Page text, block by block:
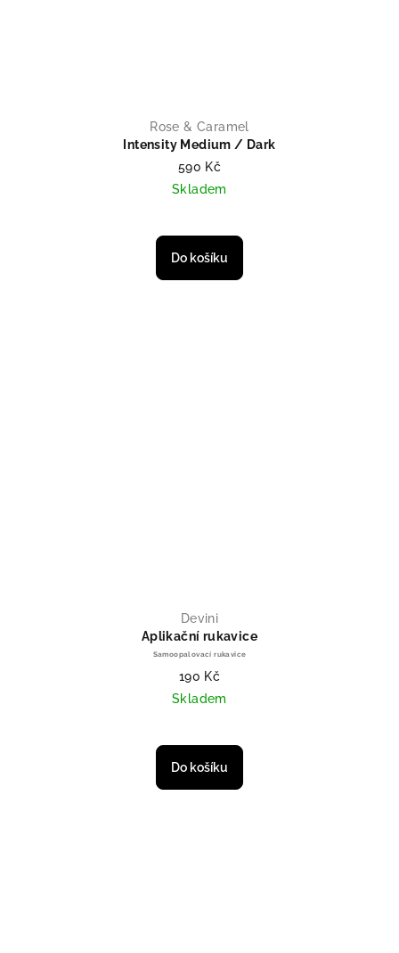
Rose & Caramel
Intensity Medium / Dark
590 Kč
Skladem
Do košíku
Devini
Aplikační rukavice
Samoopalovací rukavice
190 Kč
Skladem
Do košíku